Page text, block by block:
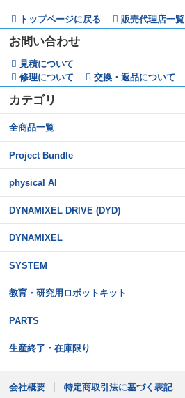
トップページに戻る 販売代理店一覧
お問い合わせ
見積について
修理について
交換・返品について
カテゴリ
全商品一覧
Project Bundle
physical AI
DYNAMIXEL DRIVE (DYD)
DYNAMIXEL
SYSTEM
教育・研究用ロボットキット
PARTS
生産終了・在庫限り
会社概要 特定商取引法に基づく表記